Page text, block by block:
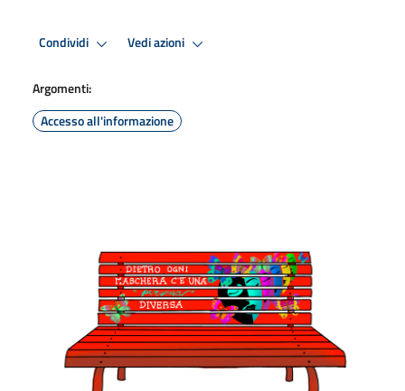
Condividi Vedi azioni
Argomenti:
Accesso all'informazione